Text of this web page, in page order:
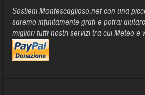
Sostieni Montescaglioso.net con una
saremo infinitamente grati e potrai
migliori tutti nostri servizi tra cui Meteo e